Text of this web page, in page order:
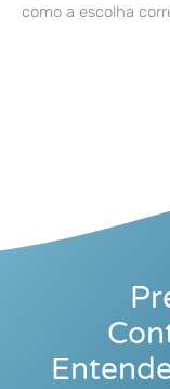
como a escolha